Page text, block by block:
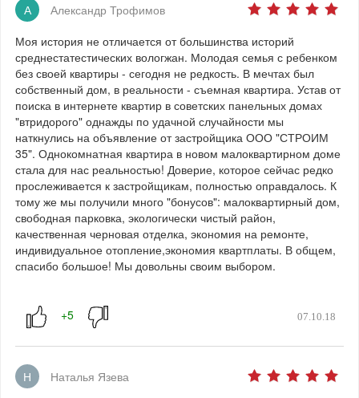
А
Александр Трофимов
Моя история не отличается от большинства историй
среднестатестических вологжан. Молодая семья с ребенком
без своей квартиры - сегодня не редкость. В мечтах был
собственный дом, в реальности - съемная квартира. Устав от
поиска в интернете квартир в советских панельных домах
"втридорого" однажды по удачной случайности мы
наткнулись на объявление от застройщика ООО "СТРОИМ
35". Однокомнатная квартира в новом малоквартирном доме
стала для нас реальностью! Доверие, которое сейчас редко
прослеживается к застройщикам, полностью оправдалось. К
тому же мы получили много "бонусов": малоквартирный дом,
свободная парковка, экологически чистый район,
качественная черновая отделка, экономия на ремонте,
индивидуальное отопление,экономия квартплаты. В общем,
спасибо большое! Мы довольны своим выбором.
07.10.18
Н
Наталья Язева